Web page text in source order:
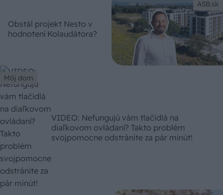
ASB.sk
Obstál projekt Nesto v
hodnotení Kolaudátora?
Môj dom
VIDEO: Nefungujú vám tlačidlá na
diaľkovom ovládaní? Takto problém
svojpomocne odstránite za pár minút!